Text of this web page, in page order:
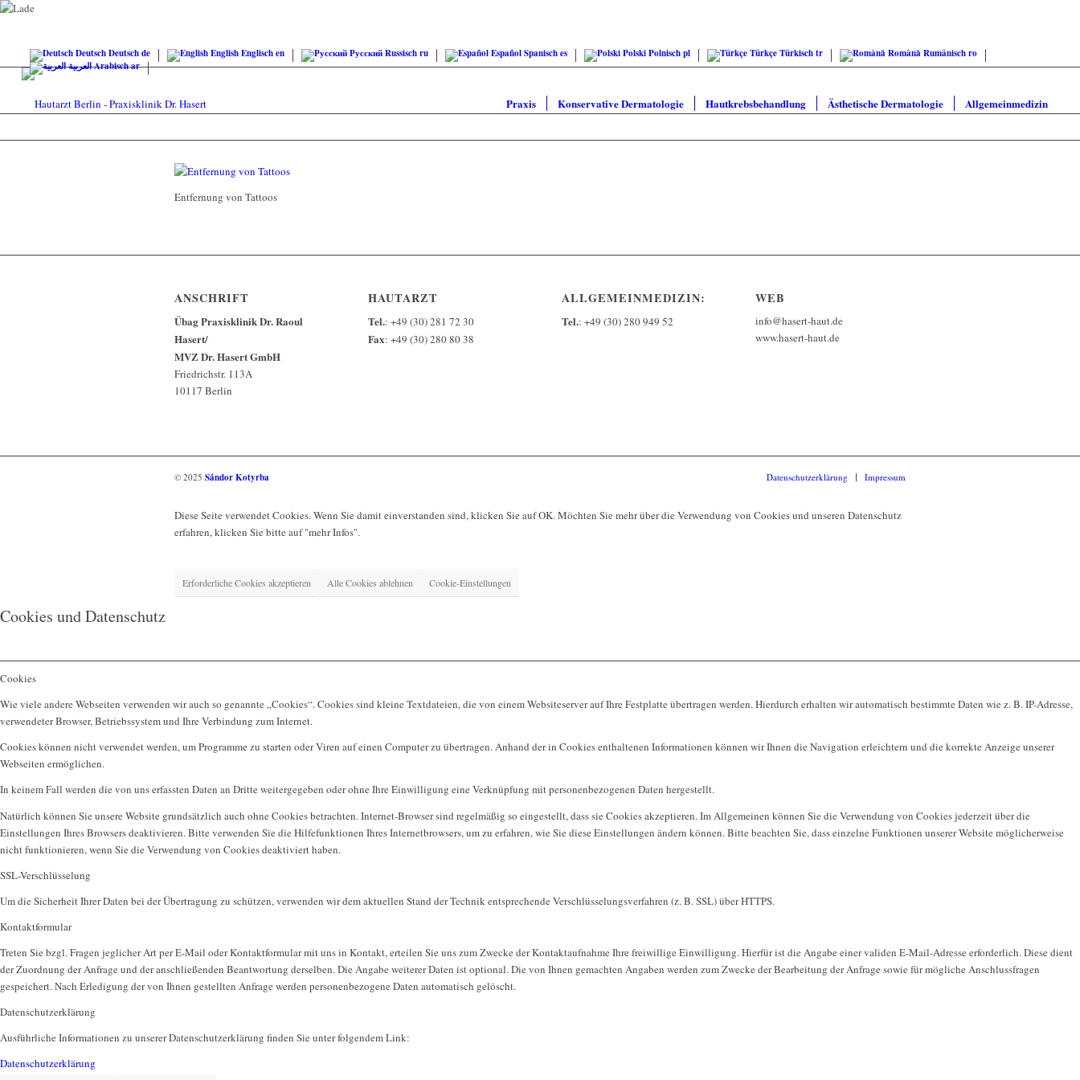
DeutschDeutschde EnglishEnglischen РусскийRussischru EspañolSpanisches PolskiPolnischpl TürkçeTürkischtr RomânăRumänischro
العربيةArabischar
Praxis Konservative Dermatologie Hautkrebsbehandlung Ästhetische Dermatologie Allgemeinmedizin
Entfernung von Tattoos
ANSCHRIFT
Übag Praxisklinik Dr. Raoul
Hasert/
MVZ Dr. Hasert GmbH
Friedrichstr. 113A
10117 Berlin
HAUTARZT
Tel.: +49 (30) 281 72 30
Fax: +49 (30) 280 80 38
ALLGEMEINMEDIZIN:
Tel.: +49 (30) 280 949 52
WEB
info@hasert-haut.de
www.hasert-haut.de
© 2025 Sándor Kotyrba Datenschutzerklärung Impressum
Diese Seite verwendet Cookies. Wenn Sie damit einverstanden sind, klicken Sie auf OK. Möchten Sie mehr über die Verwendung von Cookies und unseren Datenschutz
erfahren, klicken Sie bitte auf "mehr Infos".
Erforderliche Cookies akzeptieren Alle Cookies ablehnen Cookie-Einstellungen
Cookies und Datenschutz
Cookies
Wie viele andere Webseiten verwenden wir auch so genannte „Cookies“. Cookies sind kleine Textdateien, die von einem Websiteserver auf Ihre Festplatte übertragen werden. Hierdurch erhalten wir automatisch bestimmte Daten wie z. B. IP-Adresse,
verwendeter Browser, Betriebssystem und Ihre Verbindung zum Internet.
Cookies können nicht verwendet werden, um Programme zu starten oder Viren auf einen Computer zu übertragen. Anhand der in Cookies enthaltenen Informationen können wir Ihnen die Navigation erleichtern und die korrekte Anzeige unserer
Webseiten ermöglichen.
In keinem Fall werden die von uns erfassten Daten an Dritte weitergegeben oder ohne Ihre Einwilligung eine Verknüpfung mit personenbezogenen Daten hergestellt.
Natürlich können Sie unsere Website grundsätzlich auch ohne Cookies betrachten. Internet-Browser sind regelmäßig so eingestellt, dass sie Cookies akzeptieren. Im Allgemeinen können Sie die Verwendung von Cookies jederzeit über die
Einstellungen Ihres Browsers deaktivieren. Bitte verwenden Sie die Hilfefunktionen Ihres Internetbrowsers, um zu erfahren, wie Sie diese Einstellungen ändern können. Bitte beachten Sie, dass einzelne Funktionen unserer Website möglicherweise
nicht funktionieren, wenn Sie die Verwendung von Cookies deaktiviert haben.
SSL-Verschlüsselung
Um die Sicherheit Ihrer Daten bei der Übertragung zu schützen, verwenden wir dem aktuellen Stand der Technik entsprechende Verschlüsselungsverfahren (z. B. SSL) über HTTPS.
Kontaktformular
Treten Sie bzgl. Fragen jeglicher Art per E-Mail oder Kontaktformular mit uns in Kontakt, erteilen Sie uns zum Zwecke der Kontaktaufnahme Ihre freiwillige Einwilligung. Hierfür ist die Angabe einer validen E-Mail-Adresse erforderlich. Diese dient
der Zuordnung der Anfrage und der anschließenden Beantwortung derselben. Die Angabe weiterer Daten ist optional. Die von Ihnen gemachten Angaben werden zum Zwecke der Bearbeitung der Anfrage sowie für mögliche Anschlussfragen
gespeichert. Nach Erledigung der von Ihnen gestellten Anfrage werden personenbezogene Daten automatisch gelöscht.
Datenschutzerklärung
Ausführliche Informationen zu unserer Datenschutzerklärung finden Sie unter folgendem Link:
Datenschutzerklärung